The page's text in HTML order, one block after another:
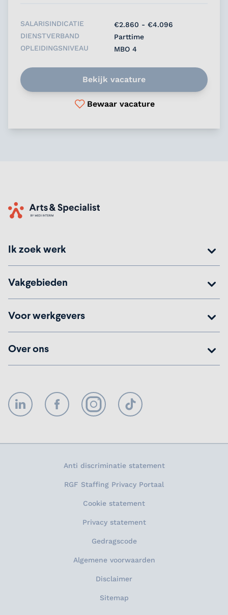
SALARISINDICATIE
€2.860 - €4.096
DIENSTVERBAND
Parttime
OPLEIDINGSNIVEAU
MBO 4
Bekijk vacature
Bewaar vacature
Home
Ik zoek werk
Vakgebieden
Voor werkgevers
Over ons
LinkedIn FacebookInstagramTikTok
Anti discriminatie statement
RGF Staffing Privacy Portaal
Cookie statement
Privacy statement
Gedragscode
Algemene voorwaarden
Disclaimer
Sitemap